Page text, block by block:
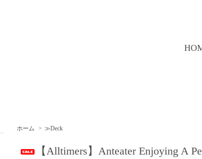
ホーム > ≫Deck
【Alltimers】Anteater Enjoying A